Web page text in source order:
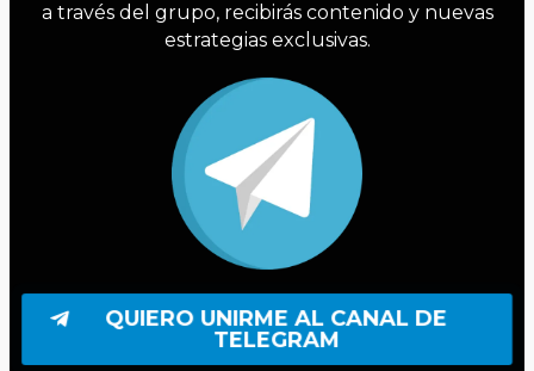
a través del grupo, recibirás contenido y nuevas
estrategias exclusivas.
QUIERO UNIRME AL CANAL DE
TELEGRAM